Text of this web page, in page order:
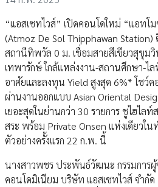
“แอสเซทไวส์” เปิดคอนโดใหม่ “แอทโ
(Atmoz De Sol Thipphawan Station)
สถานีทิพวัล 0 ม. เชื่อมสายสีเขียวสุขุม
เทพารักษ์ ใกล้แหล่งงาน-สถานศึกษา-ไ
อาศัยและลงทุน Yield สูงสุด 6%* โชว์
ผ่านงานออกแบบ Asian Oriental
เยอะสุดในย่านกว่า 30 รายการ ชูไฮไล
สระ พร้อม Private Onsen แห่งเดียวใ
ตัวอย่างครั้งแรก 22 ก.พ. นี้
นางสาวพชร ประพันธ์วัฒนะ กรรมการผู้
คอนโดมิเนียม บริษัท แอสเซทไวส์ จำกั